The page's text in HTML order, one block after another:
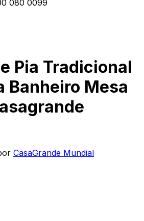
080 0099
Pia Tradicional
Banheiro Mesa
CasaGrande Mundial